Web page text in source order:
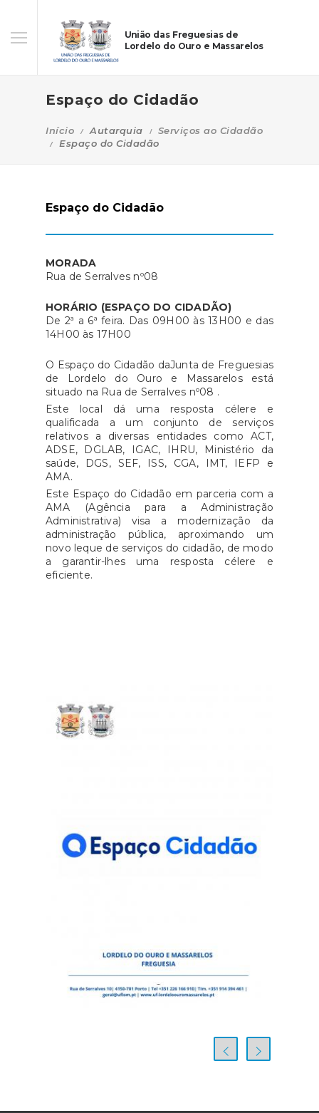
União das Freguesias de
Lordelo do Ouro e Massarelos
Espaço do Cidadão
Início Autarquia
Serviços ao Cidadão
Espaço do Cidadão
Espaço do Cidadão
MORADA
Rua de Serralves nº08
HORÁRIO (ESPAÇO DO CIDADÃO)
De 2ª a 6ª feira. Das 09H00 às 13H00 e das
14H00 às 17H00
O Espaço do Cidadão daJunta de Freguesias
de Lordelo do Ouro e Massarelos está
situado na Rua de Serralves nº08 .
Este local dá uma resposta célere e
qualificada a um conjunto de serviços
relativos a diversas entidades como ACT,
ADSE, DGLAB, IGAC, IHRU, Ministério da
saúde, DGS, SEF, ISS, CGA, IMT, IEFP e
AMA.
Este Espaço do Cidadão em parceria com a
AMA (Agência para a Administração
Administrativa) visa a modernização da
administração pública, aproximando um
novo leque de serviços do cidadão, de modo
a garantir-lhes uma resposta célere e
eficiente.